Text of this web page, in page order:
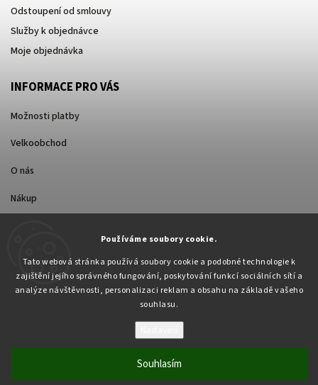
Používáme soubory cookie.
Tato webová stránka používá soubory cookie a podobné technologie k
zajištění jejího správného fungování, poskytování funkcí sociálních sítí a
analýze návštěvnosti, personalizaci reklam a obsahu na základě vašeho
souhlasu.
Souhlasím
Odstoupení od smlouvy
Služby k objednávce
Moje objednávka
INFORMACE PRO VÁS
Možnosti platby
Velkoobchod
O nás
Nákup
Copyright 2026Pabex.cz. Všechna práva vyhrazena.
Upravit nastavení cookies